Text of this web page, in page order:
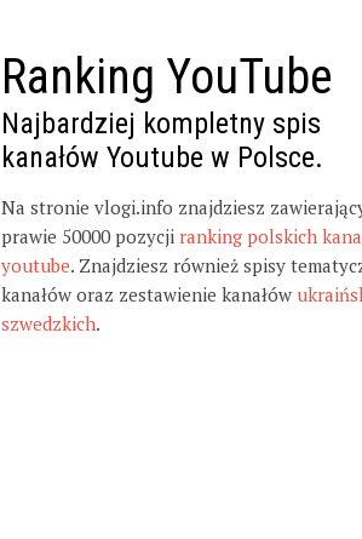
Ranking YouTube
Najbardziej kompletny spis
kanałów Youtube w Polsce.
Na stronie vlogi.info znajdziesz
prawie 50000 pozycji ranking polskich
youtube. Znajdziesz również spisy
kanałów oraz zestawienie kanałów
szwedzkich.